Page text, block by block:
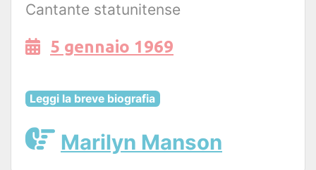
Cantante statunitense
5 gennaio 1969
Leggi la breve biografia
Marilyn Manson